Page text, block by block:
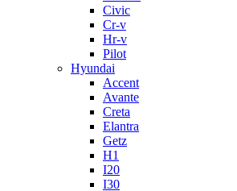
Civic
Cr-v
Hr-v
Pilot
Hyundai
Accent
Avante
Creta
Elantra
Getz
H1
I20
I30